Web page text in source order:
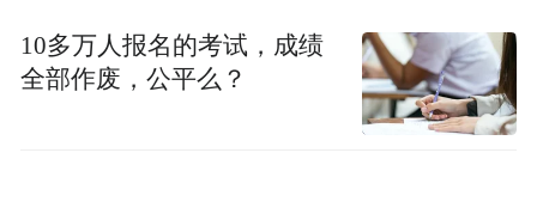
了进一步的提高。比如，颇受代表青睐的湖
南图书馆“省图代查”，嵌入了“智慧人大”数
智平台，能为代表提供全天候、常态化、立
10多万人报名的考试，成绩
全部作废，公平么？